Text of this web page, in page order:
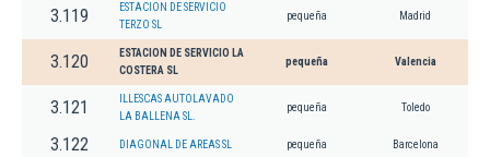
3.119
ESTACION DE SERVICIO
TERZO SL
pequeña Madrid
3.120
ESTACION DE SERVICIO LA
COSTERA SL
pequeña Valencia
3.121
ILLESCAS AUTOLAVADO
LA BALLENA SL.
pequeña Toledo
3.122 DIAGONAL DE AREAS SL pequeña Barcelona